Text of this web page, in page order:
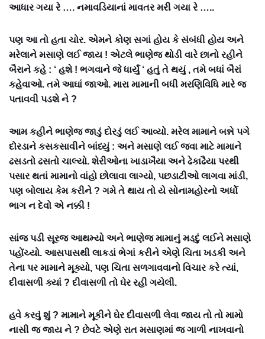
આધાર ગયા રે …. નમાવડિયાનાં માવતર મરી ગયા રે …..
પણ આ તો હતા ચોર. એમને કોણ સગાં હોય કે સંબંધી હોય અને
મરેલાને મસાણે લઈ જાય ! એટલે ભાણેજ થોડી વારે છાનો રહીને
બૈરાને કહે : ‘ હશે ! ભગવાને જે ધાર્યું ‘ હતું તે થયું , તમે બધાં બૈરાં
કહેવાઓ. તમે આઘાં જાઓ. મારા મામાની બધી મરણિવિધિ મારે જ
પતાવવી પડશે ને ?
આમ કહીને ભાણેજ જાડું દોરડું લઈ આવ્યો. મરેલ મામાને બન્ને પગે
દોરડાને કસકસાવીને બાંધ્યું : અને મસાણે લઈ જવા માટે મામાને
ઢસડતો ઢસતો ચાલ્યો. શેરીઓના ખાડાખૈયા અને ઢેકાઢૈયા પરથી
પસાર થતાં મામાનો વાંહો છોલાવા લાગ્યો, પછડાટીઓ લાગવા માંડી,
પણ બોલાય કેમ કરીને ? ગમે તે થાય તો યે સોનામહોરનો અર્ધો
ભાગ ન દેવો એ નક્કી !
સાંજ પડી સૂરજ આથમ્યો અને ભાણેજ મામાનું મડદું લઈને મસાણે
પહોંચ્યો. આસપાસથી લાકડાં ભેગાં કરીને એણે ચિતા ખડકી અને
તેના પર મામાને મૂક્યો, પણ ચિતા સળગાવવાનો વિચાર કરે ત્યાં,
દીવાસળી ક્યાં ? દીવાસળી તો ઘેર રહી ગયેલી.
હવે કરવું શું ? મામાને મૂકીને ઘેર દીવાસળી લેવા જાય તો તો મામો
નાસી જ જાય ને ? છેવટે એણે રાત મસાણમાં જ ગાળી નાખવાનો